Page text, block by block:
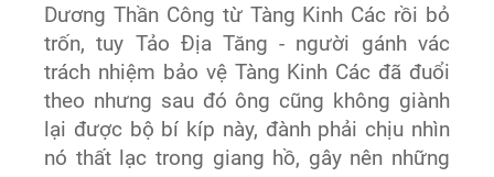
Dương Thần Công từ Tàng Kinh Các rồi bỏ
trốn, tuy Tảo Địa Tăng - người gánh vác
trách nhiệm bảo vệ Tàng Kinh Các đã đuổi
theo nhưng sau đó ông cũng không giành
lại được bộ bí kíp này, đành phải chịu nhìn
nó thất lạc trong giang hồ, gây nên những